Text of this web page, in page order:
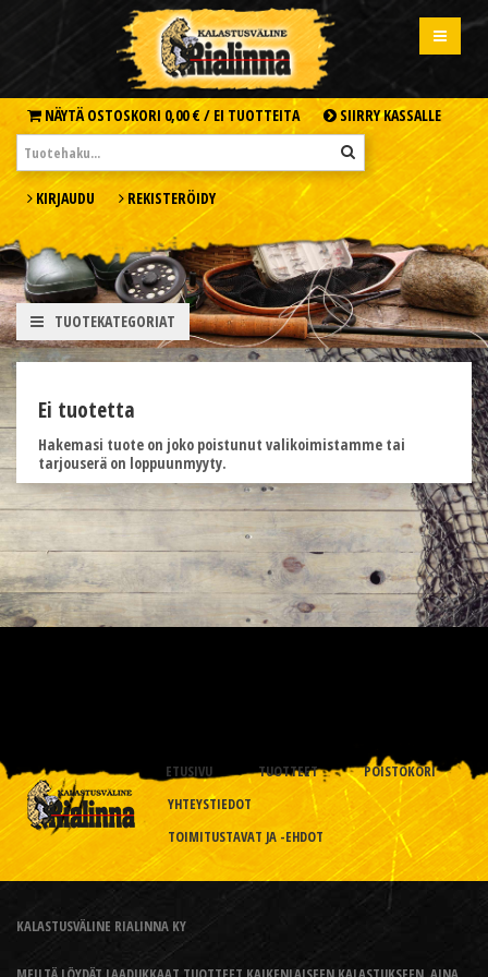
NÄYTÄ OSTOSKORI 0,00 € / EI TUOTTEITA SIIRRY KASSALLE
KIRJAUDU REKISTERÖIDY
TUOTEKATEGORIAT
Ei tuotetta
Hakemasi tuote on joko poistunut valikoimistamme tai
tarjouserä on loppuunmyyty.
ETUSIVU TUOTTEET
POISTOKORI
YHTEYSTIEDOT
TOIMITUSTAVAT JA -EHDOT
KALASTUSVÄLINE RIALINNA KY